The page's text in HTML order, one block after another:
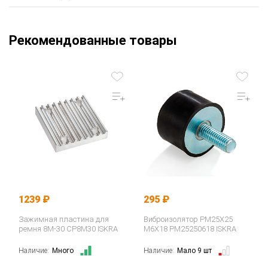
Рекомендованные товары
1239 ₽
Зажимная пластина для
ремня 8M-30 CP8M30 ISKRA
Наличие: Много
295 ₽
Виброизолятор PM25X25
M6X18 PM25250618 ISKRA
Наличие: Мало 9 шт